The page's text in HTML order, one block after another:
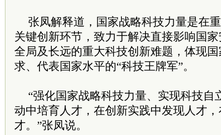
张凤解释道，国家战略科技力量是在
关键创新环节，致力于解决直接影响国
全局及长远的重大科技创新难题，体现
求、代表国家水平的“科技王牌军”。
“强化国家战略科技力量、实现科技自
动中培育人才，在创新实践中发现人才
才。”张凤说。